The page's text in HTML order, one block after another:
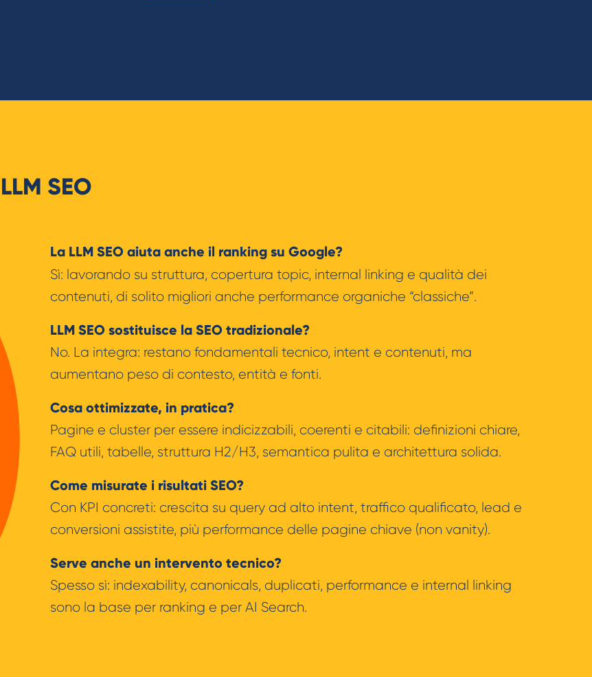
SEO
La LLM SEO aiuta anche il ranking su Google?
Sì: lavorando su struttura, copertura topic, internal linking e qualità dei
contenuti, di solito migliori anche performance organiche “classiche”.
LLM SEO sostituisce la SEO tradizionale?
No. La integra: restano fondamentali tecnico, intent e contenuti, ma
aumentano peso di contesto, entità e fonti.
Cosa ottimizzate, in pratica?
Pagine e cluster per essere indicizzabili, coerenti e citabili: definizioni chiare,
FAQ utili, tabelle, struttura H2/H3, semantica pulita e architettura solida.
Come misurate i risultati SEO?
Con KPI concreti: crescita su query ad alto intent, traffico qualificato, lead e
conversioni assistite, più performance delle pagine chiave (non vanity).
Serve anche un intervento tecnico?
Spesso sì: indexability, canonicals, duplicati, performance e internal linking
sono la base per ranking e per AI Search.